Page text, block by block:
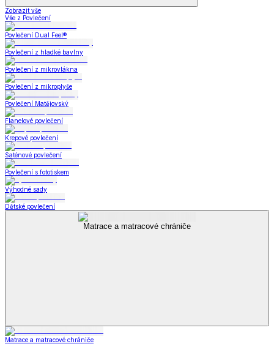
Zobrazit vše
Vše z Povlečení
Povlečení Dual Feel®
Povlečení z hladké bavlny
Povlečení z mikrovlákna
Povlečení z mikroplyše
Povlečení Matějovský
Flanelové povlečení
Krepové povlečení
Saténové povlečení
Povlečení s fototiskem
Výhodné sady
Dětské povlečení
Matrace a matracové chrániče
Matrace a matracové chrániče